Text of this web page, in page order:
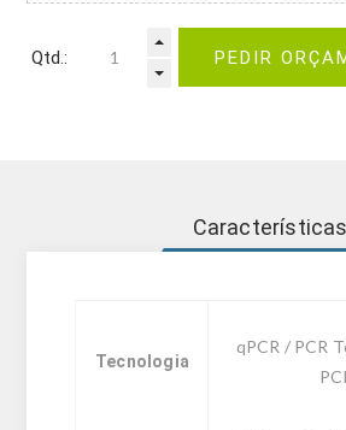
Qtd.: PEDIR
Características
Tecnologia
qPCR / PCR